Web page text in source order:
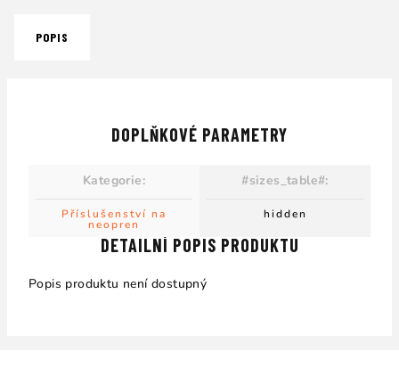
POPIS
DETAILNÍ POPIS PRODUKTU
Popis produktu není dostupný
DOPLŇKOVÉ PARAMETRY
Kategorie:
Příslušenství na
neopren
#sizes_table#:
hidden